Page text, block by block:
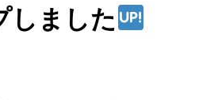
しました